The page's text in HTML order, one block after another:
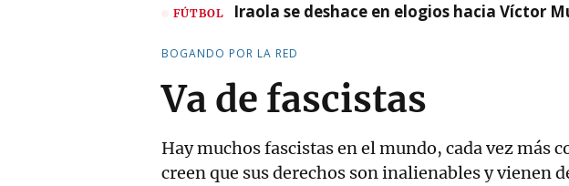
FÚTBOL Iraola se deshace en elogios hacia Víctor
BOGANDO POR LA RED
Va de fascistas
Hay muchos fascistas en el mundo, cada vez más
creen que sus derechos son inalienables y vienen